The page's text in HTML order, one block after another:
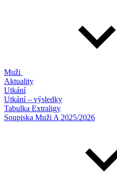
Muži
Aktuality
Utkání
Utkání – výsledky
Tabulka Extraligy
Soupiska Muži A 2025/2026